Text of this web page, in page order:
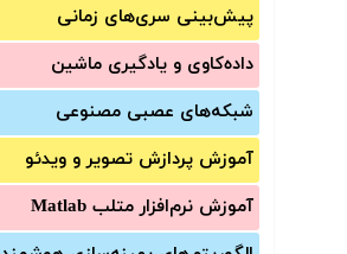
پیش‌‌بینی سری‌‌های زمانی
داده‌کاوی و یادگیری ماشین
شبکه‌های عصبی مصنوعی
آموزش‌ پردازش تصویر و ویدئو
آموزش‌ نرم‌افزار متلب Matlab